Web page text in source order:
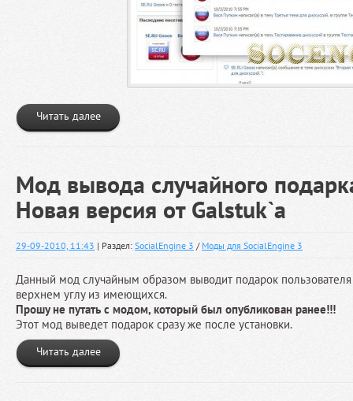
Читать далее
Мод вывода случайного
Новая версия от Galstuk`a
29-09-2010, 11:43 | Раздел: SocialEngine 3 / Моды для SocialEngine 3
Данный мод случайным образом выводит подарок пользователя
верхнем углу из имеющихся.
Прошу не путать с модом, который был опубликован ранее!!!
Этот мод выведет подарок сразу же после установки.
Читать далее